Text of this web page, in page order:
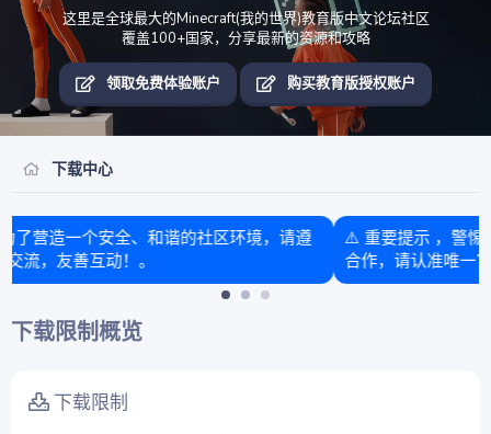
这里是全球最大的Minecraft(我的世界)教育版中文论坛社区
覆盖100+国家，分享最新的资源和攻略
领取免费体验账户 购买教育版授权账户
下载中心
⚠️ 重要提示 ，警惕诈骗 本论坛未与任何其他团队或盈利单位
合作，请认准唯一官方团队“基岩科技”。⚠️
下载限制概览
下载限制